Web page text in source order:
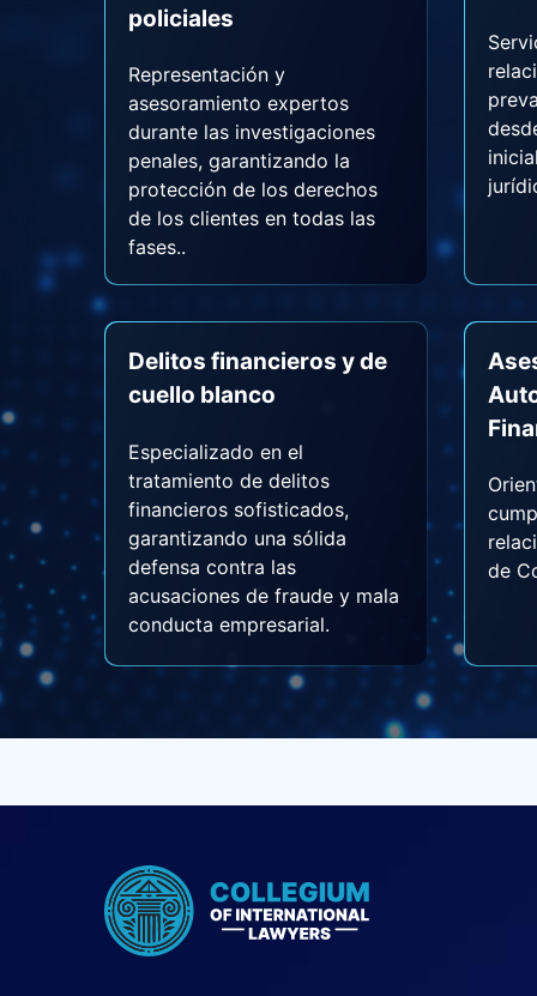
policiales
Representación y
asesoramiento expertos
durante las investigaciones
penales, garantizando la
protección de los derechos
de los clientes en todas las
fases..
Delitos financieros y de
cuello blanco
Especializado en el
tratamiento de delitos
financieros sofisticados,
garantizando una sólida
defensa contra las
acusaciones de fraude y mala
conducta empresarial.
de